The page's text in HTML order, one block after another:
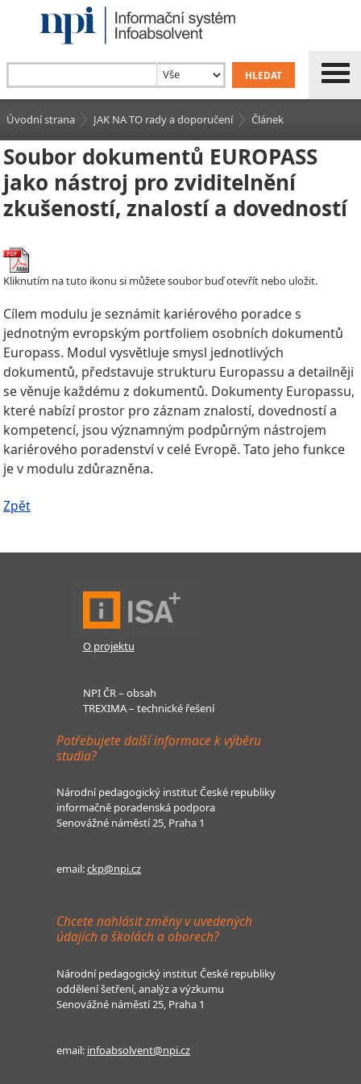
Úvodní strana JAK NA TO rady a doporučení Článek
Soubor dokumentů EUROPASS
jako nástroj pro zviditelnění
zkušeností, znalostí a dovedností
Kliknutím na tuto ikonu si můžete soubor buď otevřít nebo uložit.
Cílem modulu je seznámit kariérového poradce s
jednotným evropským portfoliem osobních dokumentů
Europass. Modul vysvětluje smysl jednotlivých
dokumentů, představuje strukturu Europassu a detailněji
se věnuje každému z dokumentů. Dokumenty Europassu,
které nabízí prostor pro záznam znalostí, dovedností a
kompetencí, jsou významným podpůrným nástrojem
kariérového poradenství v celé Evropě. Tato jeho funkce
je v modulu zdůrazněna.
Zpět
O projektu
NPI ČR – obsah
TREXIMA – technické řešení
Potřebujete další informace k výběru
studia?
Národní pedagogický institut České republiky
informačně poradenská podpora
Senovážné náměstí 25, Praha 1
email:ckp@npi.cz
Chcete nahlásit změny v uvedených
údajích o školách a oborech?
Národní pedagogický institut České republiky
oddělení šetření, analýz a výzkumu
Senovážné náměstí 25, Praha 1
email: infoabsolvent@npi.cz